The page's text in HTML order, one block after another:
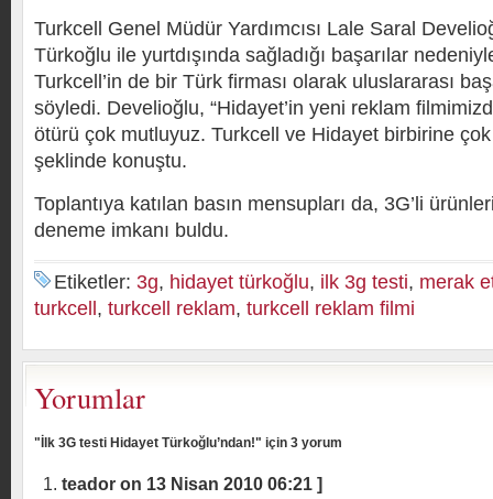
Turkcell Genel Müdür Yardımcısı Lale Saral
Türkoğlu ile yurtdışında sağladığı başarılar
Turkcell’in de bir Türk firması olarak uluslararası
söyledi. Develioğlu, “Hidayet’in yeni reklam
ötürü çok mutluyuz. Turkcell ve Hidayet birbirine
şeklinde konuştu.
Toplantıya katılan basın mensupları da, 3G’li
deneme imkanı buldu.
Etiketler: 3g, hidayet türkoğlu, ilk 3g testi, merak
turkcell , turkcell reklam, turkcell reklam filmi
Yorumlar
"İlk 3G testi Hidayet Türkoğlu’ndan!" için 3 yorum
teador on 13 Nisan 2010 06:21 ]